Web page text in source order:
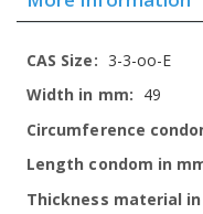
More
Information
3-3-oo-E
49